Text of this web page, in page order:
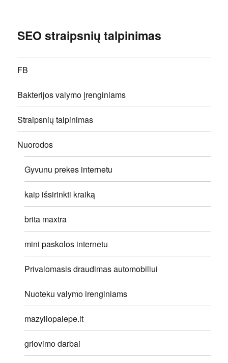
SEO straipsnių talpinimas
FB
Bakterijos valymo įrenginiams
Straipsnių talpinimas
Nuorodos
Gyvunu prekes internetu
kaip išsirinkti kraiką
brita maxtra
mini paskolos internetu
Privalomasis draudimas automobiliui
Nuoteku valymo irenginiams
mazyliopalepe.lt
griovimo darbai